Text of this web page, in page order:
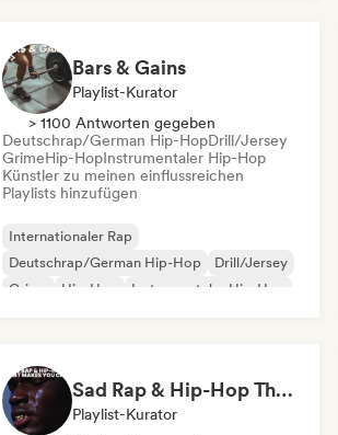
Rap auf Englisch
Bars & Gains
Playlist-Kurator
> 1100 Antworten gegeben
Deutschrap/German Hip-HopDrill/Jersey
GrimeHip-HopInstrumentaler Hip-Hop
Künstler zu meinen einflussreichen
Playlists hinzufügen
Internationaler Rap
Deutschrap/German Hip-Hop
Drill/Jersey
Grime
Hip-Hop
Instrumentaler Hip-Hop
Sad Rap & Hip-Hop That Makes You Cry
Playlist-Kurator